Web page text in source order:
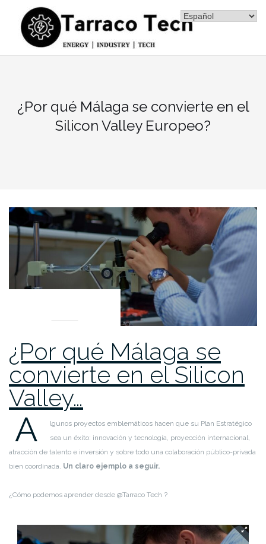
contenido
¿Por qué Málaga se convierte en el
Silicon Valley Europeo?
¿Por qué Málaga se
convierte en el Silicon
Valley…
A
lgunos proyectos emblemáticos hacen que su Plan Estratégico
sea un éxito: innovación y tecnología, proyección internacional,
atracción de talento e inversión y sobre todo una colaboración público-privada
bien coordinada. Un claro ejemplo a seguir.
¿Cómo podemos aprender desde @Tarraco Tech ?